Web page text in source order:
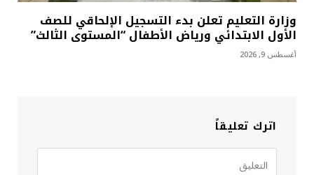
وزارة التعليم تعلن بدء التسجيل الإلحاقي للصف
الأول الابتدائي ورياض الأطفال “المستوى الثالث”
أغسطس 9, 2026
اترك تعليقاً